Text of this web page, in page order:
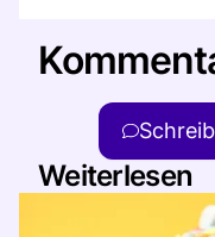
Weiterlesen